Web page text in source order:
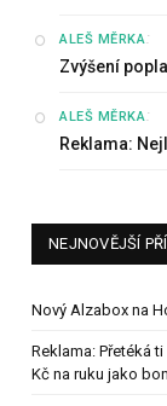
ALEŠ MĚRKA:
Zvýšení
ALEŠ MĚRKA:
Reklama:
NEJNOVĚJŠÍ
Nový Alzabox na
Reklama: Přetéká
Kč na ruku jako